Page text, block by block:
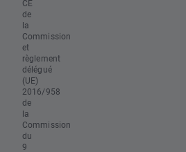
CE
de
la
Commission
et
règlement
délégué
(UE)
2016/958
de
la
Commission
du
9